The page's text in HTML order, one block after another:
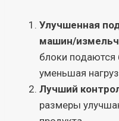
Улучшенная
машин/
блоки подаются
уменьшая
Лучший
размеры